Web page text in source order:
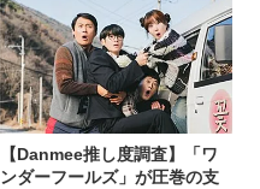
【Danmee推し度調査】「ワ
ンダーフールズ」が圧巻の支